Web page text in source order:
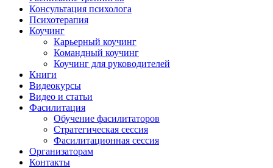
Консультация психолога
Психотерапия
Коучинг
Карьерный коучинг
Командный коучинг
Коучинг для руководителей
Книги
Видеокурсы
Видео и статьи
Фасилитация
Обучение фасилитаторов
Стратегическая сессия
Фасилитационная сессия
Организаторам
Контакты